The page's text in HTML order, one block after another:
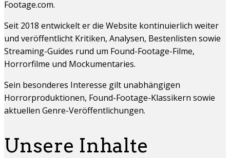
Footage.com.
Seit 2018 entwickelt er die Website kontinuierlich weiter
und veröffentlicht Kritiken, Analysen, Bestenlisten sowie
Streaming-Guides rund um Found-Footage-Filme,
Horrorfilme und Mockumentaries.
Sein besonderes Interesse gilt unabhängigen
Horrorproduktionen, Found-Footage-Klassikern sowie
aktuellen Genre-Veröffentlichungen.
Unsere Inhalte